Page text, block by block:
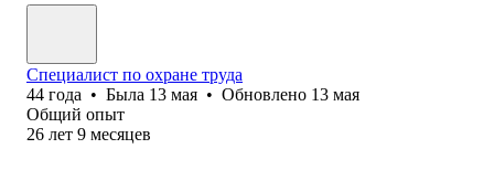
Специалист по охране труда
44 года • Была 13 мая • Обновлено 13 мая
Общий опыт
26 лет 9 месяцев